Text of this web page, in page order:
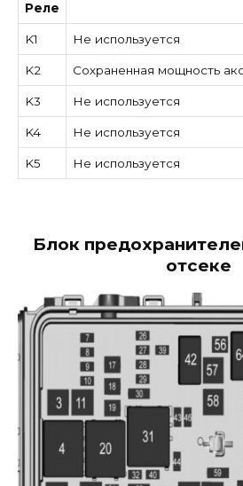
Реле
K1 Не используется
K2 Сохраненная мощность
K3 Не используется
K4 Не используется
K5 Не используется
Блок
отсеке